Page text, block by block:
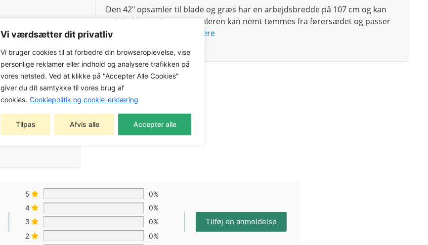
Vi værdsætter dit privatliv
Vi bruger cookies til at forbedre din browseroplevelse, vise
personlige reklamer eller indhold og analysere trafikken på
vores netsted. Ved at klikke på "Accepter Alle Cookies"
giver du dit samtykke til vores brug af
cookies. Cookiepolitik og cookie-erklæring
Tilpas Afvis alle Accepter alle
Den 42″ opsamler til blade og græs har en arbejdsbredde på 107 cm og kan
indeholde 623 liter. Opsamleren kan nemt tømmes fra førersædet og passer
til alle frontmonterede
ridere
5
0%
4
0%
3
0%
2
0%
Tilføj en anmeldelse